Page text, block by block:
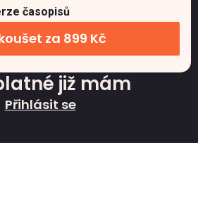
časopisů
za 899 Kč
již mám
Přihlásit se